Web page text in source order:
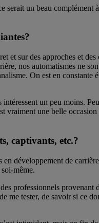
serait un beau complément
et sur des approches et
nos automatismes ne
On est en constante
un peu moins.
vraiment une belle
captivants, etc.?
développement de
même.
professionnels provenant
me tester, de savoir si ce